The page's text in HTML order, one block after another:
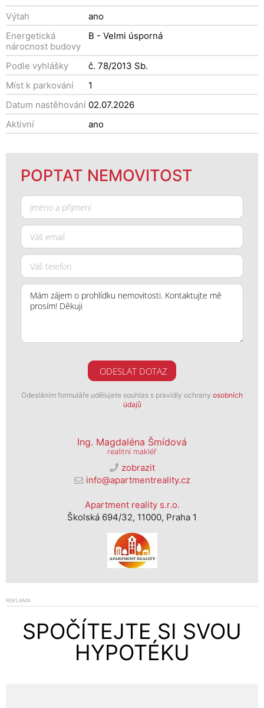
Výtah
ano
Energetická
nárocnost budovy
B - Velmi úsporná
Podle vyhlášky
č. 78/2013 Sb.
Míst k parkování
1
Datum nastěhování 02.07.2026
Aktivní
ano
POPTAT NEMOVITOST
ODESLAT DOTAZ
Odesláním formuláře udělujete souhlas s pravidly ochrany osobních
údajů
Ing. Magdaléna Šmídová
realitní makléř
zobrazit
info@apartmentreality.cz
Apartment reality s.r.o.
Školská 694/32, 11000, Praha 1
REKLAMA
SPOČÍTEJTE SI SVOU
HYPOTÉKU